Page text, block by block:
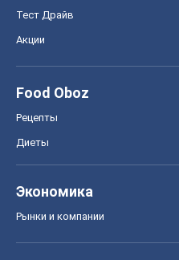
Тест Драйв
Акции
Food Oboz
Рецепты
Диеты
Экономика
Рынки и компании